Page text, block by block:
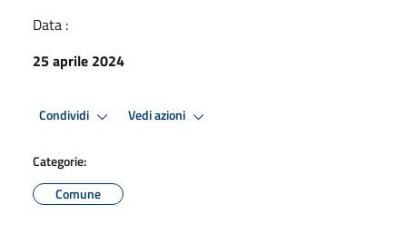
Data :
25 aprile 2024
Condividi Vedi azioni
Categorie:
Comune